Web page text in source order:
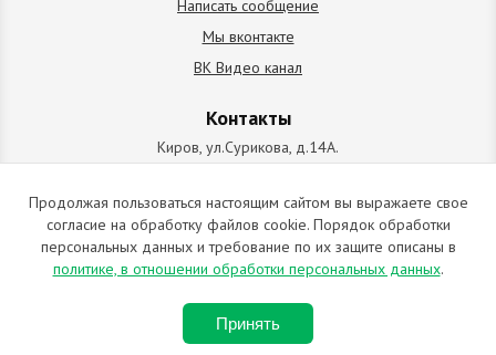
Написать сообщение
Мы вконтакте
ВК Видео канал
Контакты
Киров, ул.Сурикова, д.14А.
схема проезда
+7 (912) 827-92-55
ИП Позолотин Евгений Валерьевич
ИНН 434537218055 / ОГРН ИП 309434505600123 от 25.02.2009
2009-2026 © Все права защищены. Копирование материалов
запрещено. Отправляя любую форму на сайте, вы соглашаетесь с
Продолжая пользоваться настоящим сайтом вы выражаете свое
согласие на обработку файлов cookie. Порядок обработки
персональных данных и требование по их защите описаны в
политике, в отношении обработки персональных данных.
Принять